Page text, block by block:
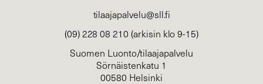
tilaajapalvelu@sll.fi
(09) 228 08 210 (arkisin klo 9-15)
Suomen Luonto/tilaajapalvelu
Sörnäistenkatu 1
00580 Helsinki